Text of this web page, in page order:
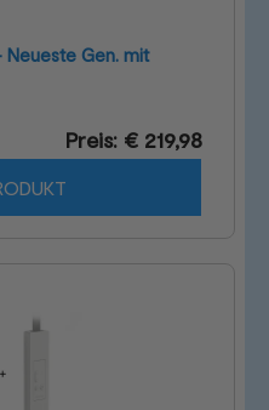
Gen. mit
Preis: € 219,98